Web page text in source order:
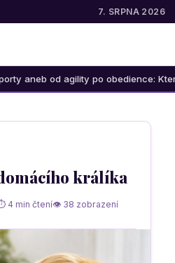
7. SRPNA 2026
agility po obedience: Která
králíka
4 min čtení👁 38 zobrazení